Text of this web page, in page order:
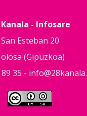
Kanala - Infosare
San Esteban 20
(Gipuzkoa)
35 -